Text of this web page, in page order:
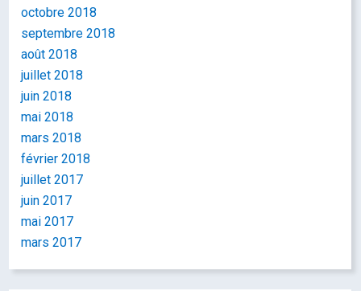
octobre 2018
septembre 2018
août 2018
juillet 2018
juin 2018
mai 2018
mars 2018
février 2018
juillet 2017
juin 2017
mai 2017
mars 2017